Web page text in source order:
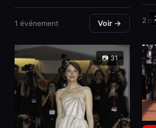
1 événement Voir → 2
📷 31